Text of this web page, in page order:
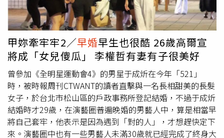
（圖／本刊攝影組）老婆貼心幫于成炘和友人拍照。（圖／
本刊攝影組）聊天過程中于成炘和老婆不時眼神交流，老婆
笑得很開心，看起來是個性爽朗的女生。（圖／本刊攝影
組）本月底才要過30歲生日的于成炘，目前從事健身事業還
在尚待努力的階段，在如此年輕的歲數便讓自己被婚姻套
牢，當時被認為是否是因為「有了」才如此快速決定結婚，
經紀公司三立藝能表示「女方還沒懷孕，雙方都是因為覺得
遇到對的人了而想定下來」，如今結婚五個月的兩人自然還
在甜蜜蜜月期，眼中滿是彼此，漂亮老婆露著小蠻腰，肚子
也相當平坦，看來還想趁年輕多享受一下兩人世界。結束與
朋友的閒聊後，小倆口開開心心地牽手離去，感情極好。
甲妳牽牢牢2／早婚早生也很酷 26歲高爾宣
將成「女兒傻瓜」 李權哲有妻有子很美好
曾參加《全明星運動會4》的男星于成炘在今年「521」
時，被時報周刊CTWANT的讀者直擊與一名長相甜美的長髮
女子，於台北市松山區的戶政事務所登記結婚，不過于成炘
結婚時才29歲，在演藝圈普遍晚婚的男藝人中，算是相當早
將自己套牢，他表示是因為遇到「對的人」，才想趕快定下
來。演藝圈中也有一些男藝人未滿30歲就已經完成了終身大